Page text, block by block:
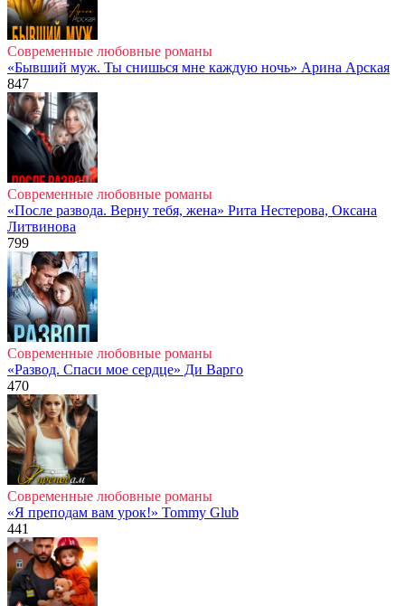
Современные любовные романы
«Бывший муж. Ты снишься мне каждую ночь» Арина Арская
847
Современные любовные романы
«После развода. Верну тебя, жена» Рита Нестерова, Оксана
Литвинова
799
Современные любовные романы
«Развод. Спаси мое сердце» Ди Варго
470
Современные любовные романы
«Я преподам вам урок!» Tommy Glub
441